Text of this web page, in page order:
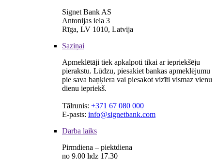
Signet Bank AS
Antonijas iela 3
Rīga, LV 1010, Latvija
Saziņai
Apmeklētāji tiek apkalpoti tikai ar iepriekšēju
pierakstu. Lūdzu, piesakiet bankas apmeklējumu
pie sava baņķiera vai piesakot vizīti vismaz vienu
dienu iepriekš.
Tālrunis: +371 67 080 000
E-pasts: info@signetbank.com
Darba laiks
Pirmdiena – piektdiena
no 9.00 līdz 17.30